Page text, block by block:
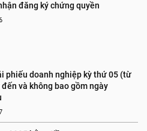
đăng ký chứng quyền
phiếu doanh nghiệp kỳ thứ 05 (từ
và không bao gồm ngày